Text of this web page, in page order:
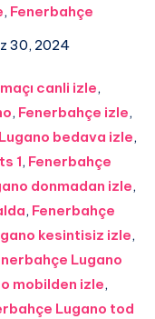
, Fenerbahçe
30, 2024
canli izle,
, Fenerbahçe izle,
bedava izle,
1, Fenerbahçe
donmadan izle,
, Fenerbahçe
kesintisiz izle,
Lugano
mobilden izle,
Lugano tod